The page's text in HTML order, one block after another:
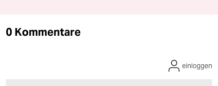
0 Kommentare
einloggen